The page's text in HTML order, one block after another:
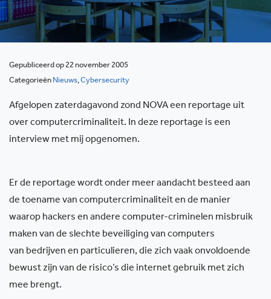
Gepubliceerd op 22 november 2005
Categorieën Nieuws,Cybersecurity
Afgelopen zaterdagavond zond NOVA een reportage uit
over computercriminaliteit. In deze reportage is een
interview met mij opgenomen.
Er de reportage wordt onder meer aandacht besteed aan
de toename van computercriminaliteit en de manier
waarop hackers en andere computer-criminelen misbruik
maken van de slechte beveiliging van computers
van bedrijven en particulieren, die zich vaak onvoldoende
bewust zijn van de risico’s die internet gebruik met zich
mee brengt.